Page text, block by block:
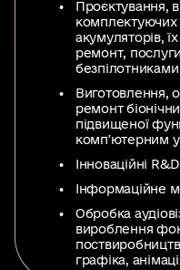
Проєктування,
комплектуючих
акумуляторів,
ремонт,
безпілотниками
Виготовлення,
ремонт
підвищеної
компʼютерним
Інноваційні
Інформаційне
Обробка
вироблення
графіка,